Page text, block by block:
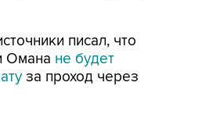
писал, что
Омана не будет
за проход через